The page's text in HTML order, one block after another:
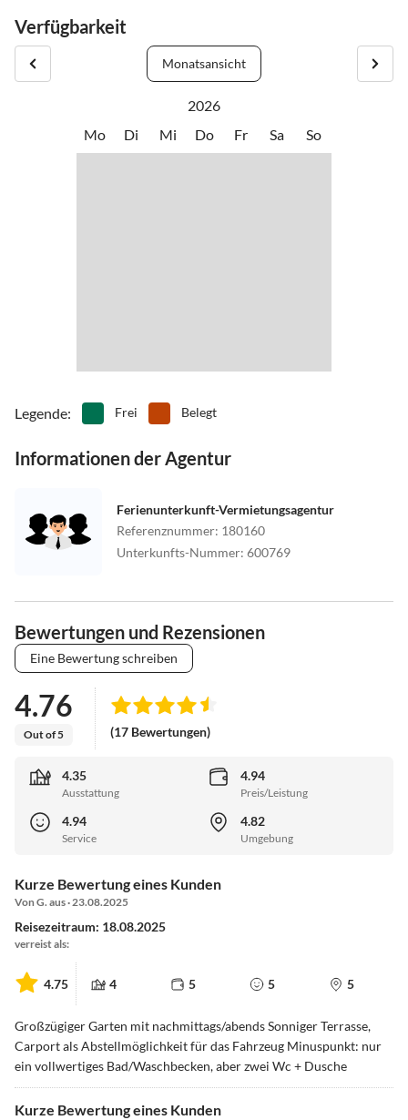
Verfügbarkeit
Monatsansicht
2026
Mo
Di Mi Do Fr Sa So
Legende: Frei Belegt
Informationen der Agentur
Ferienunterkunft-Vermietungsagentur
Referenznummer: 180160
Unterkunfts-Nummer: 600769
Bewertungen und Rezensionen
Eine Bewertung schreiben
4.76
Out of 5 (17 Bewertungen)
4.35
Ausstattung
4.94
Preis/Leistung
4.94
Service
4.82
Umgebung
Kurze Bewertung eines Kunden
Von G. aus · 23.08.2025
Reisezeitraum: 18.08.2025
verreist als:
4.75 4 5 5 5
Großzügiger Garten mit nachmittags/abends Sonniger Terrasse,
Carport als Abstellmöglichkeit für das Fahrzeug Minuspunkt: nur
ein vollwertiges Bad/Waschbecken, aber zwei Wc + Dusche
Kurze Bewertung eines Kunden